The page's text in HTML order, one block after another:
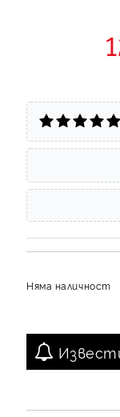
Няма наличност